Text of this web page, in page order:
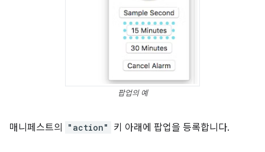
팝업의 예
매니페스트의 "action" 키 아래에 팝업을 등록합니다.